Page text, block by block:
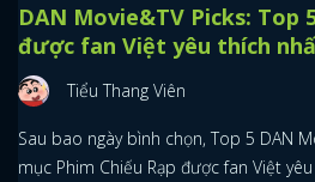
DAN Movie&TV Picks: Top
được fan Việt yêu thích
Tiểu Thang Viên
Sau bao ngày bình chọn, Top 5 DAN
mục Phim Chiếu Rạp được fan Việt